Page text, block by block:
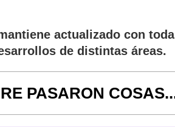
actualizado con
de distintas áreas.
PASARON